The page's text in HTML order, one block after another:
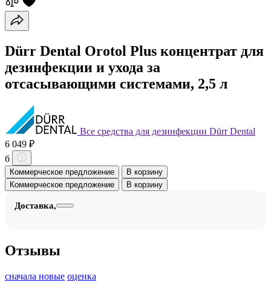
Dürr Dental Orotol Plus концентрат для
дезинфекции и ухода за
отсасывающими системами, 2,5 л
Все средства для дезинфекции Dürr Dental
6 049 ₽
б
Коммерческое предложение
В корзину
Коммерческое предложение
В корзину
Доставка,
Отзывы
сначала новые оценка